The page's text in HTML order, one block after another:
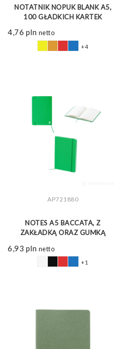
NOTATNIK NOPUK BLANK A5,
100 GŁADKICH KARTEK
4,76 pln netto
+4
ZOBACZ WIĘCEJ
AP721880
NOTES A5 BACCATA, Z
ZAKŁADKĄ ORAZ GUMKĄ
6,93 pln netto
+1